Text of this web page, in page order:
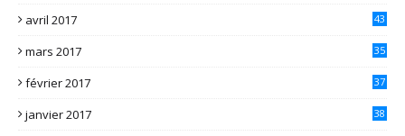
avril 2017 43
mars 2017 35
février 2017 37
janvier 2017 38